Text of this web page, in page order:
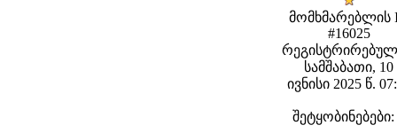
მომხმარებლის
#16025
სამშაბათი, 10
ივნისი 2025 წ.
შეტყობინებები: